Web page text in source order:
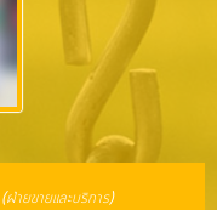
(ฝ่ายขายและบริการ)